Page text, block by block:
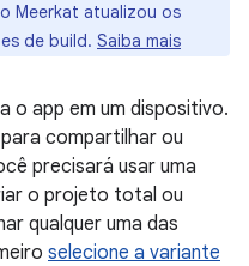
Meerkat atualizou os
de build. Saiba mais
o app em um dispositivo.
compartilhar ou
precisará usar uma
o projeto total ou
qualquer uma das
selecione a variante